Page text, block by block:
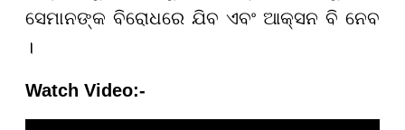
ସେମାନଙ୍କ ବିରୋଧରେ ଯିବ ଏବଂ ଆକ୍ସନ ବି ନେବ
।
Watch Video:-